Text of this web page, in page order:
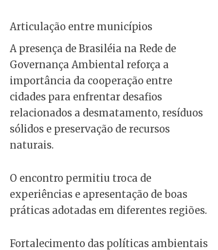
Articulação entre municípios
A presença de Brasiléia na Rede de
Governança Ambiental reforça a
importância da cooperação entre
cidades para enfrentar desafios
relacionados a desmatamento, resíduos
sólidos e preservação de recursos
naturais.
O encontro permitiu troca de
experiências e apresentação de boas
práticas adotadas em diferentes regiões.
Fortalecimento das políticas ambientais